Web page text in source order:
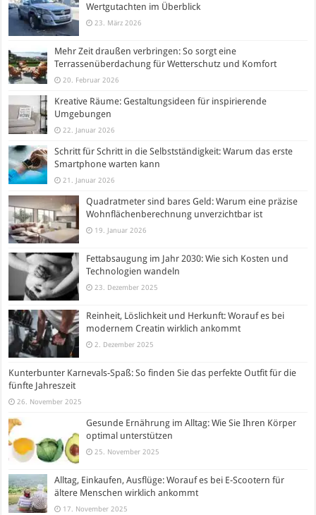
Wertgutachten im Überblick
23. März 2026
Mehr Zeit draußen verbringen: So sorgt eine
Terrassenüberdachung für Wetterschutz und Komfort
20. Februar 2026
Kreative Räume: Gestaltungsideen für inspirierende
Umgebungen
22. Januar 2026
Schritt für Schritt in die Selbstständigkeit: Warum das erste
Smartphone warten kann
21. Januar 2026
Quadratmeter sind bares Geld: Warum eine präzise
Wohnflächenberechnung unverzichtbar ist
19. Januar 2026
Fettabsaugung im Jahr 2030: Wie sich Kosten und
Technologien wandeln
23. Dezember 2025
Reinheit, Löslichkeit und Herkunft: Worauf es bei
modernem Creatin wirklich ankommt
2. Dezember 2025
Kunterbunter Karnevals-Spaß: So finden Sie das perfekte Outfit für die
fünfte Jahreszeit
26. November 2025
Gesunde Ernährung im Alltag: Wie Sie Ihren Körper
optimal unterstützen
25. November 2025
Alltag, Einkaufen, Ausflüge: Worauf es bei E-Scootern für
ältere Menschen wirklich ankommt
17. November 2025